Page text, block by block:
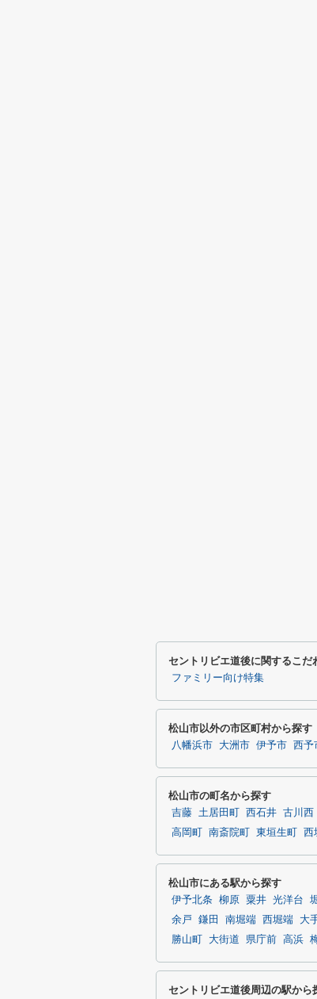
セントリビエ道後に関するこだ
ファミリー向け特集
松山市以外の市区町村から探す
八幡浜市 大洲市 伊予市 西予
松山市の町名から探す
吉藤 土居田町 西石井 古川西
高岡町
南斎院町 東垣生町 西
松山市にある駅から探す
伊予北条 柳原 粟井 光洋台
余戸
鎌田 南堀端 西堀端 大
勝山町
大街道 県庁前 高浜
セントリビエ道後周辺の駅から